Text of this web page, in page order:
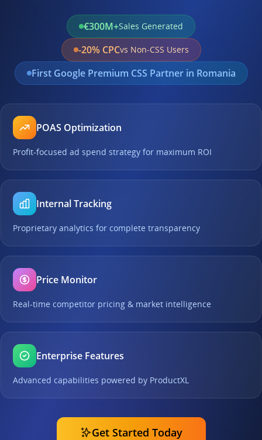
€300M+Sales Generated
-20% CPCvs Non-CSS Users
First Google Premium CSS Partner in Romania
POAS Optimization
Profit-focused ad spend strategy for maximum ROI
Internal Tracking
Proprietary analytics for complete transparency
Price Monitor
Real-time competitor pricing & market intelligence
Enterprise Features
Advanced capabilities powered by ProductXL
Get Started Today